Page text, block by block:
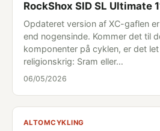
RockShox SID SL Ultimate
Opdateret version af XC-gaflen
end nogensinde. Kommer det til
komponenter på cyklen, er det
religionskrig: Sram eller…
06/05/2026
ALTOMCYKLING